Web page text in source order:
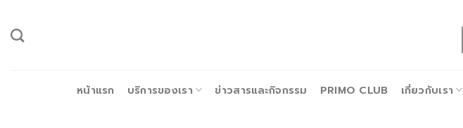
ยัง
หน้าแรก บริการของเรา ข่าวสารและกิจกรรม PRIMO CLUB เกี่ยวกับเรา